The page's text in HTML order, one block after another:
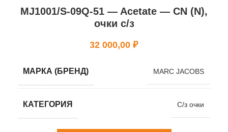
MJ1001/S-09Q-51 — Acetate — CN (N),
очки с/з
32 000,00 ₽
МАРКА (БРЕНД) MARC JACOBS
КАТЕГОРИЯ С/з очки